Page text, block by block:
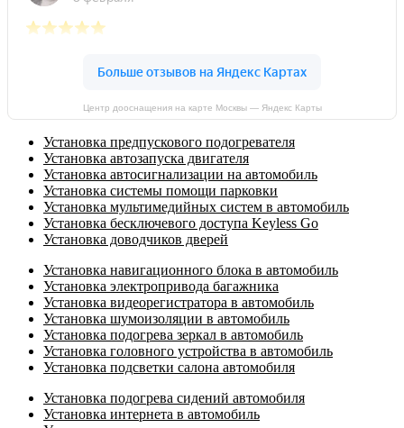
Центр дооснащения на карте Москвы — Яндекс Карты
Установка предпускового подогревателя
Установка автозапуска двигателя
Установка автосигнализации на автомобиль
Установка системы помощи парковки
Установка мультимедийных систем в автомобиль
Установка бесключевого доступа Keyless Go
Установка доводчиков дверей
Установка навигационного блока в автомобиль
Установка электропривода багажника
Установка видеорегистратора в автомобиль
Установка шумоизоляции в автомобиль
Установка подогрева зеркал в автомобиль
Установка головного устройства в автомобиль
Установка подсветки салона автомобиля
Установка подогрева сидений автомобиля
Установка интернета в автомобиль